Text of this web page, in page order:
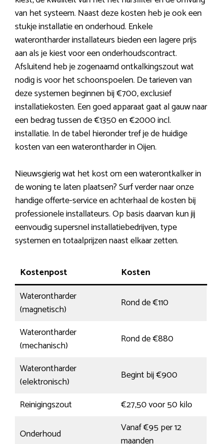
van het systeem. Naast deze kosten heb je ook een
stukje installatie en onderhoud. Enkele
waterontharder installateurs bieden een lagere prijs
aan als je kiest voor een onderhoudscontract.
Afsluitend heb je zogenaamd ontkalkingszout wat
nodig is voor het schoonspoelen. De tarieven van
deze systemen beginnen bij €700, exclusief
installatiekosten. Een goed apparaat gaat al gauw naar
een bedrag tussen de €1350 en €2000 incl.
installatie. In de tabel hieronder tref je de huidige
kosten van een waterontharder in Oijen.
Nieuwsgierig wat het kost om een waterontkalker in
de woning te laten plaatsen? Surf verder naar onze
handige offerte-service en achterhaal de kosten bij
professionele installateurs. Op basis daarvan kun jij
eenvoudig supersnel installatiebedrijven, type
systemen en totaalprijzen naast elkaar zetten.
Kostenpost
Kosten
Waterontharder
(magnetisch)
Rond de €110
Waterontharder
(mechanisch)
Rond de €880
Waterontharder
(elektronisch)
Begint bij €900
Reinigingszout
€27,50 voor 50 kilo
Onderhoud
Vanaf €95 per 12